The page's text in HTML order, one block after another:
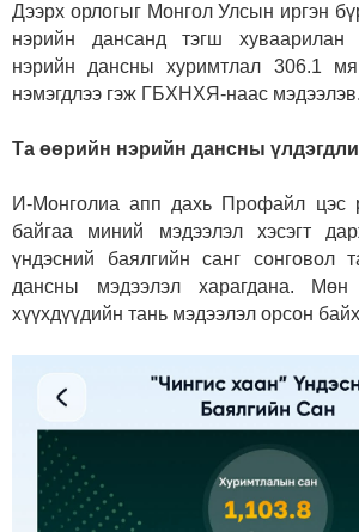
Дээрх орлогыг Монгол Улсын иргэн
нэрийн дансанд тэгш хуваарилан
нэрийн дансны хуримтлал 306.1
нэмэгдлээ гэж ГБХНХЯ-наас мэдээлэв.
Та өөрийн нэрийн дансны
И-Монголиа апп дахь Профайл цэс
байгаа миний мэдээлэл хэсэгт
үндэсний баялгийн санг сонговол
дансны мэдээлэл харагдана. Мөн
хүүхдүүдийн тань мэдээлэл орсон